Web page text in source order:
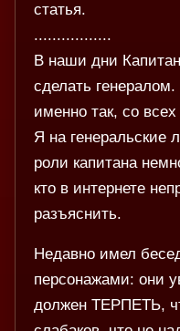
статья.
.................
В наши дни
сделать
именно так, со
Я на генеральские
роли капитана
кто в интернете
разъяснить.
Недавно имел
персонажами: они
должен ТЕРПЕТЬ,